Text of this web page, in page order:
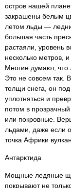
остров нашей
закрашены белым
летом льды —
большая часть
растаяли, уровень
несколько метров,
Многие думают,
Это не совсем так.
толщи снега, он
уплотняться и
потом в
или покровные.
льдами, даже если
точка Африки
Антарктида
Мощные ледяные
покрывают не